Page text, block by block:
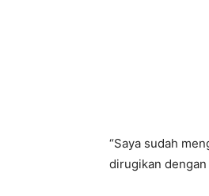
“Saya sudah
dirugikan